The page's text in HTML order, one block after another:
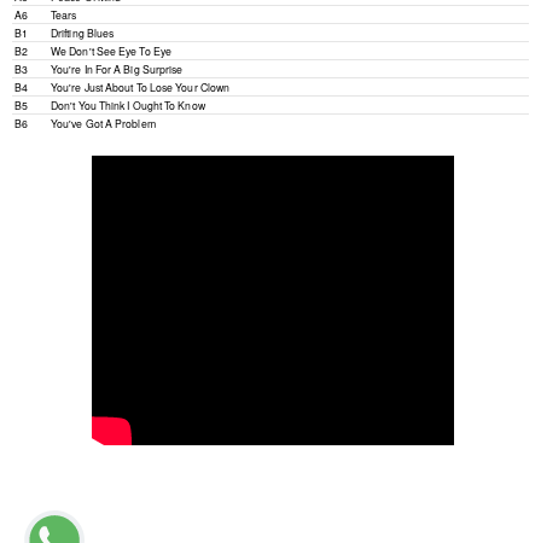
A6
Tears
B1
Drifting Blues
B2
We Don't See Eye To Eye
B3
You're In For A Big Surprise
B4
You're Just About To Lose Your Clown
B5
Don't You Think I Ought To Know
B6
You've Got A Problem